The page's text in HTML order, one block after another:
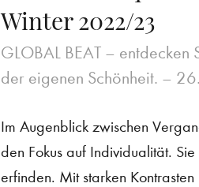
Winter 2022/23
GLOBAL BEAT – entdecken
der eigenen Schönheit. –
Im Augenblick zwischen
den Fokus auf Individualität.
erfinden. Mit starken